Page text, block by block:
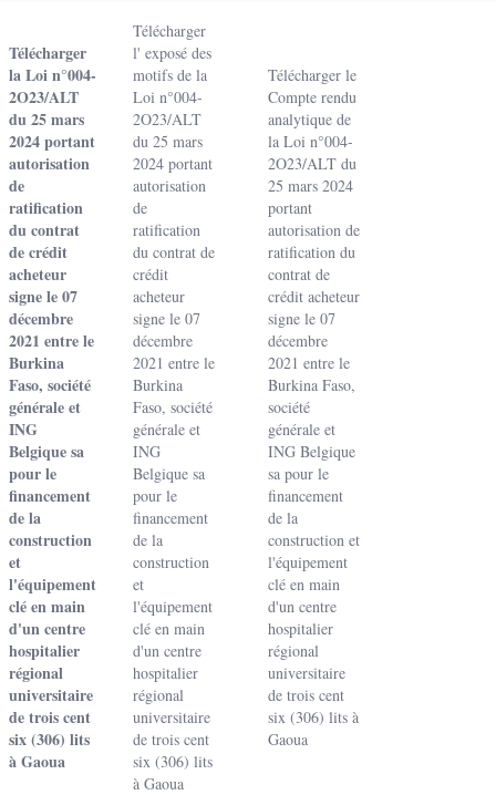
Télécharger
la Loi n°004-
2O23/ALT
du 25 mars
2024 portant
autorisation
de
ratification
du contrat
de crédit
acheteur
signe le 07
décembre
2021 entre le
Burkina
Faso, société
générale et
ING
Belgique sa
pour le
financement
de la
construction
et
l'équipement
clé en main
d'un centre
hospitalier
régional
universitaire
de trois cent
six (306) lits
à Gaoua
Télécharger
l' exposé des
motifs de la
Loi n°004-
2O23/ALT
du 25 mars
2024 portant
autorisation
de
ratification
du contrat de
crédit
acheteur
signe le 07
décembre
2021 entre le
Burkina
Faso, société
générale et
ING
Belgique sa
pour le
financement
de la
construction
et
l'équipement
clé en main
d'un centre
hospitalier
régional
universitaire
de trois cent
six (306) lits
à Gaoua
Télécharger le
Compte rendu
analytique de
la Loi n°004-
2O23/ALT du
25 mars 2024
portant
autorisation de
ratification du
contrat de
crédit acheteur
signe le 07
décembre
2021 entre le
Burkina Faso,
société
générale et
ING Belgique
sa pour le
financement
de la
construction et
l'équipement
clé en main
d'un centre
hospitalier
régional
universitaire
de trois cent
six (306) lits à
Gaoua